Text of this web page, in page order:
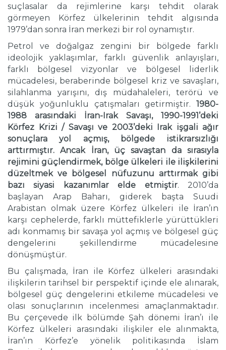
suçlasalar da rejimlerine karşı tehdit olarak
görmeyen Körfez ülkelerinin tehdit algısında
1979’dan sonra İran merkezi bir rol oynamıştır.
Petrol ve doğalgaz zengini bir bölgede farklı
ideolojik yaklaşımlar, farklı güvenlik anlayışları,
farklı bölgesel vizyonlar ve bölgesel liderlik
mücadelesi, beraberinde bölgesel kriz ve savaşları,
silahlanma yarışını, dış müdahaleleri, terörü ve
düşük yoğunluklu çatışmaları getirmiştir. 1980-
1988 arasındaki İran-Irak Savaşı, 1990-1991’deki
Körfez Krizi / Savaşı ve 2003’deki Irak işgali ağır
sonuçlara yol açmış, bölgede istikrarsızlığı
arttırmıştır. Ancak İran, üç savaştan da sırasıyla
rejimini güçlendirmek, bölge ülkeleri ile ilişkilerini
düzeltmek ve bölgesel nüfuzunu arttırmak gibi
bazı siyasi kazanımlar elde etmiştir. 2010’da
başlayan Arap Baharı, giderek başta Suudi
Arabistan olmak üzere Körfez ülkeleri ile İran’ın
karşı cephelerde, farklı müttefiklerle yürüttükleri
adı konmamış bir savaşa yol açmış ve bölgesel güç
dengelerini şekillendirme mücadelesine
dönüşmüştür.
Bu çalışmada, İran ile Körfez ülkeleri arasındaki
ilişkilerin tarihsel bir perspektif içinde ele alınarak,
bölgesel güç dengelerini etkileme mücadelesi ve
olası sonuçlarının incelenmesi amaçlanmaktadır.
Bu çerçevede ilk bölümde Şah dönemi İran’ı ile
Körfez ülkeleri arasındaki ilişkiler ele alınmakta,
İran’ın Körfez’e yönelik politikasında İslam